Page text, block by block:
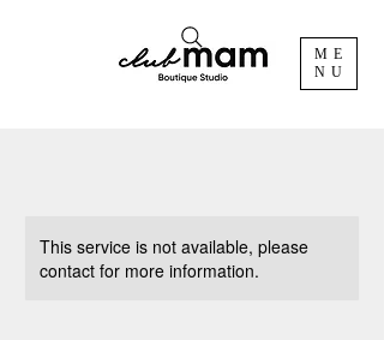
ME
NU
This service is not available, please
contact for more information.